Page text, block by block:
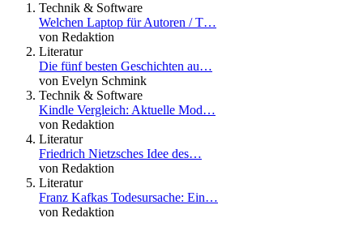
Technik & Software
Welchen Laptop für Autoren / T…
von Redaktion
Literatur
Die fünf besten Geschichten au…
von Evelyn Schmink
Technik & Software
Kindle Vergleich: Aktuelle Mod…
von Redaktion
Literatur
Friedrich Nietzsches Idee des…
von Redaktion
Literatur
Franz Kafkas Todesursache: Ein…
von Redaktion